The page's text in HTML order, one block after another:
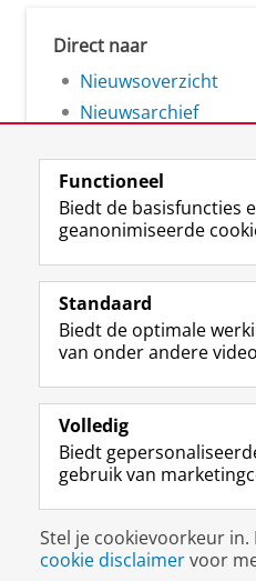
Direct naar
Nieuwsoverzicht
Nieuwsarchief
Volg de RUG
Studiekiezers
Alumni
Over ons
Disclaimer & Copyright
Functioneel
Biedt de basisfuncties
geanonimiseerde
Standaard
Biedt de optimale
van onder andere
Volledig
Biedt
gebruik van
Stel je cookievoorkeur in.
cookie disclaimervoor